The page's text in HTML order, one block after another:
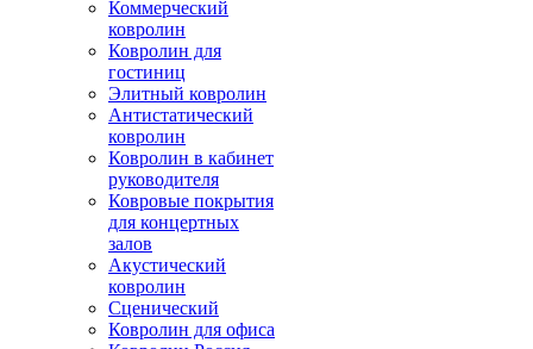
Коммерческий
ковролин
Ковролин для
гостиниц
Элитный ковролин
Антистатический
ковролин
Ковролин в кабинет
руководителя
Ковровые покрытия
для концертных
залов
Акустический
ковролин
Сценический
Ковролин для офиса